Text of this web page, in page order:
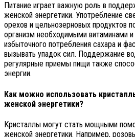
Питание играет важную роль в
женской энергетики. Употребление
орехов и цельнозерновых продуктов
организм необходимыми витаминами
избыточного потребления сахара и
вызывать упадок сил. Поддержание
регулярные приемы пищи также
энергии.
Как можно использовать
женской энергетики?
Кристаллы могут стать мощными
женской энергетики. Например,